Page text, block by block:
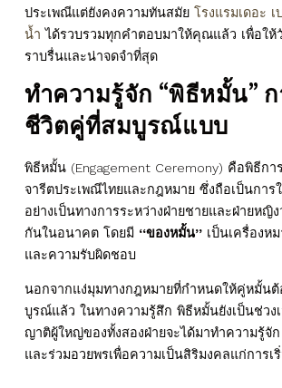
ประเพณีแต่ยังคงความทันสมัย โรงแรมเดอะ
น้ำ ได้รวบรวมทุกคำตอบมาให้คุณแล้ว เพื่อใ
ราบรื่นและน่าจดจำที่สุด
ทำความรู้จัก “พิธีหมั้น”
ชีวิตคู่ที่สมบูรณ์แบบ
พิธีหมั้น (Engagement Ceremony) คือพิธีก
จารีตประเพณีไทยและกฎหมาย ซึ่งถือเป็นกา
อย่างเป็นทางการระหว่างฝ่ายชายและฝ่ายหญิ
กันในอนาคต โดยมี “ของหมั้น”เป็นเครื่องห
และความรับผิดชอบ
นอกจากแง่มุมทางกฎหมายที่กำหนดให้คู่หมั้นต้
บูรณ์แล้ว ในทางความรู้สึก พิธีหมั้นยังเป็นช่วง
ญาติผู้ใหญ่ของทั้งสองฝ่ายจะได้มาทำความรู้จั
และร่วมอวยพรเพื่อความเป็นสิริมงคลแก่การ